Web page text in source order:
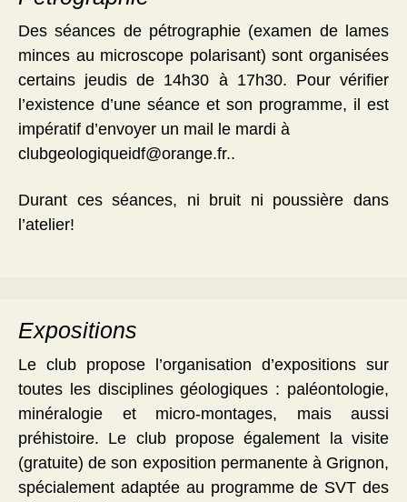
Des séances de pétrographie (examen de lames
minces au microscope polarisant) sont organisées
certains jeudis de 14h30 à 17h30. Pour vérifier
l’existence d’une séance et son programme, il est
impératif d’envoyer un mail le mardi à
clubgeologiqueidf@orange.fr..
Durant ces séances, ni bruit ni poussière dans
l’atelier!
Expositions
Le club propose l’organisation d’expositions sur
toutes les disciplines géologiques : paléontologie,
minéralogie et micro-montages, mais aussi
préhistoire. Le club propose également la visite
(gratuite) de son exposition permanente à Grignon,
spécialement adaptée au programme de SVT des